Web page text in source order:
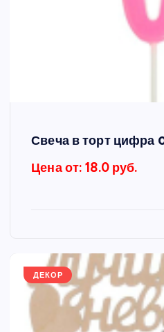
Свеча в торт цифра
Цена от: 18.0 руб.
ДЕКОР